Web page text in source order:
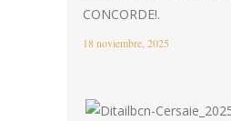
CONCORDE!.
18 noviembre, 2025